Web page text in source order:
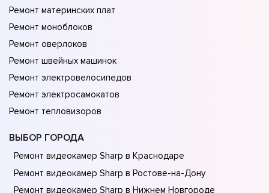
Ремонт материнских плат
Ремонт моноблоков
Ремонт оверлоков
Ремонт швейных машинок
Ремонт электровелосипедов
Ремонт электросамокатов
Ремонт тепловизоров
ВЫБОР ГОРОДА
Ремонт видеокамер Sharp в Краснодаре
Ремонт видеокамер Sharp в Ростове-на-Донy
Ремонт видеокамер Sharp в Нижнем Новгороде